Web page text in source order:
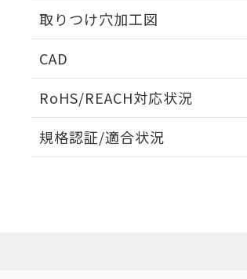
取りつけ穴加工図
CAD
RoHS/REACH対応状況
EU RoHS 注意事項・凡例
規格認証/適合状況